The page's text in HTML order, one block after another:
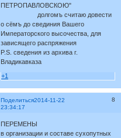
ПЕТРОПАВЛОВСКОЮ"
долгомъ считаю довести
о сёмъ до свединия Вашего
Императорского высочества, для
зависящего распряжения
P.S. сведения из архива г.
Владикавказа
+1
Поделиться 8
2014-11-22
23:34:17
ПЕРЕМЕНЫ
в организации и составе сухопутных